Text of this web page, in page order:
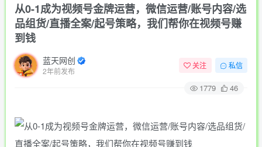
从0-1成为视频号金牌运营，微信运营/账号内容/选
品组货/直播全案/起号策略，我们帮你在视频号赚
到钱
蓝天网创
2年前发布
关注 私信
1779 46